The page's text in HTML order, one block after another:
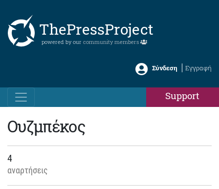
ThePressProject
powered by our community members
Σύνδεση Εγγραφή
Support
Ουζμπέκος
4
αναρτήσεις